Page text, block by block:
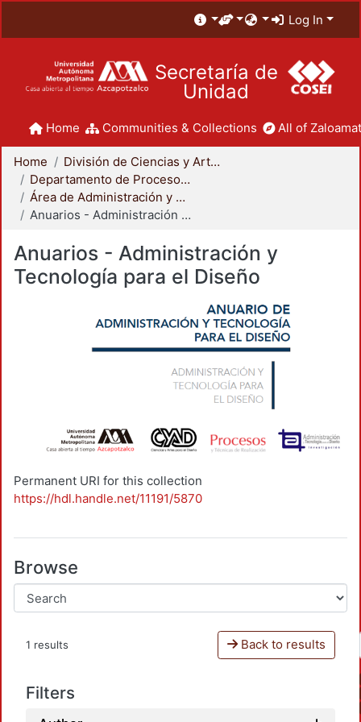
Log In
Secretaría de
Unidad
Home Communities & Collections All of
Home
División de Ciencias y Artes para el Diseño
Departamento de Procesos y Técnicas de Realización
Área de Administración y Tecnología para el Diseño
Anuarios - Administración y Tecnología para el Diseño
Anuarios - Administración y
Tecnología para el Diseño
Permanent URI for this collection
https://hdl.handle.net/11191/5870
Browse
1 results Back to results
Filters